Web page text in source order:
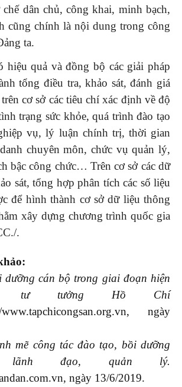
dân chủ, công khai, minh bạch,
cũng chính là nội dung trong công
ta.
hiệu quả và đồng bộ các giải pháp
tổng điều tra, khảo sát, đánh giá
cơ sở các tiêu chí xác định về độ
trạng sức khỏe, quá trình đào tạo
vụ, lý luận chính trị, thời gian
chuyên môn, chức vụ quản lý,
bậc công chức… Trên cơ sở các dữ
sát, tổng hợp phân tích các số liệu
để hình thành cơ sở dữ liệu thông
xây dựng chương trình quốc gia
.
cán bộ trong giai đoạn hiện
tư tưởng Hồ Chí
www.tapchicongsan.org.vn, ngày
mẽ công tác đào tạo, bồi dưỡng
đạo, quản lý.
ngày 13/6/2019.